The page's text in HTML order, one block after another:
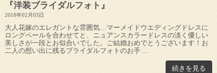
『洋装ブライダルフォト』
2018年02月03日
大人花嫁のエレガントな雰囲気…マーメイドウエディングドレスに
ロングベールを合わせてと、ニュアンスカラードレスの淡く優しい
美しさが一段とお似合いでした。ご結婚おめでとうございます！お
二人の想い出に残るブライダルフォトのお手 ...
続きを見る